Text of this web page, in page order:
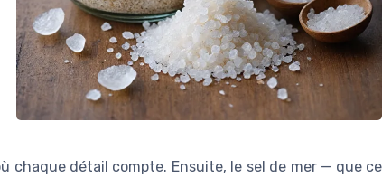
chaque détail compte. Ensuite, le sel de mer — que ce